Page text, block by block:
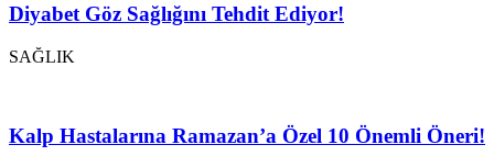
Diyabet Göz Sağlığını Tehdit Ediyor!
SAĞLIK
Kalp Hastalarına Ramazan’a Özel 10 Önemli Öneri!